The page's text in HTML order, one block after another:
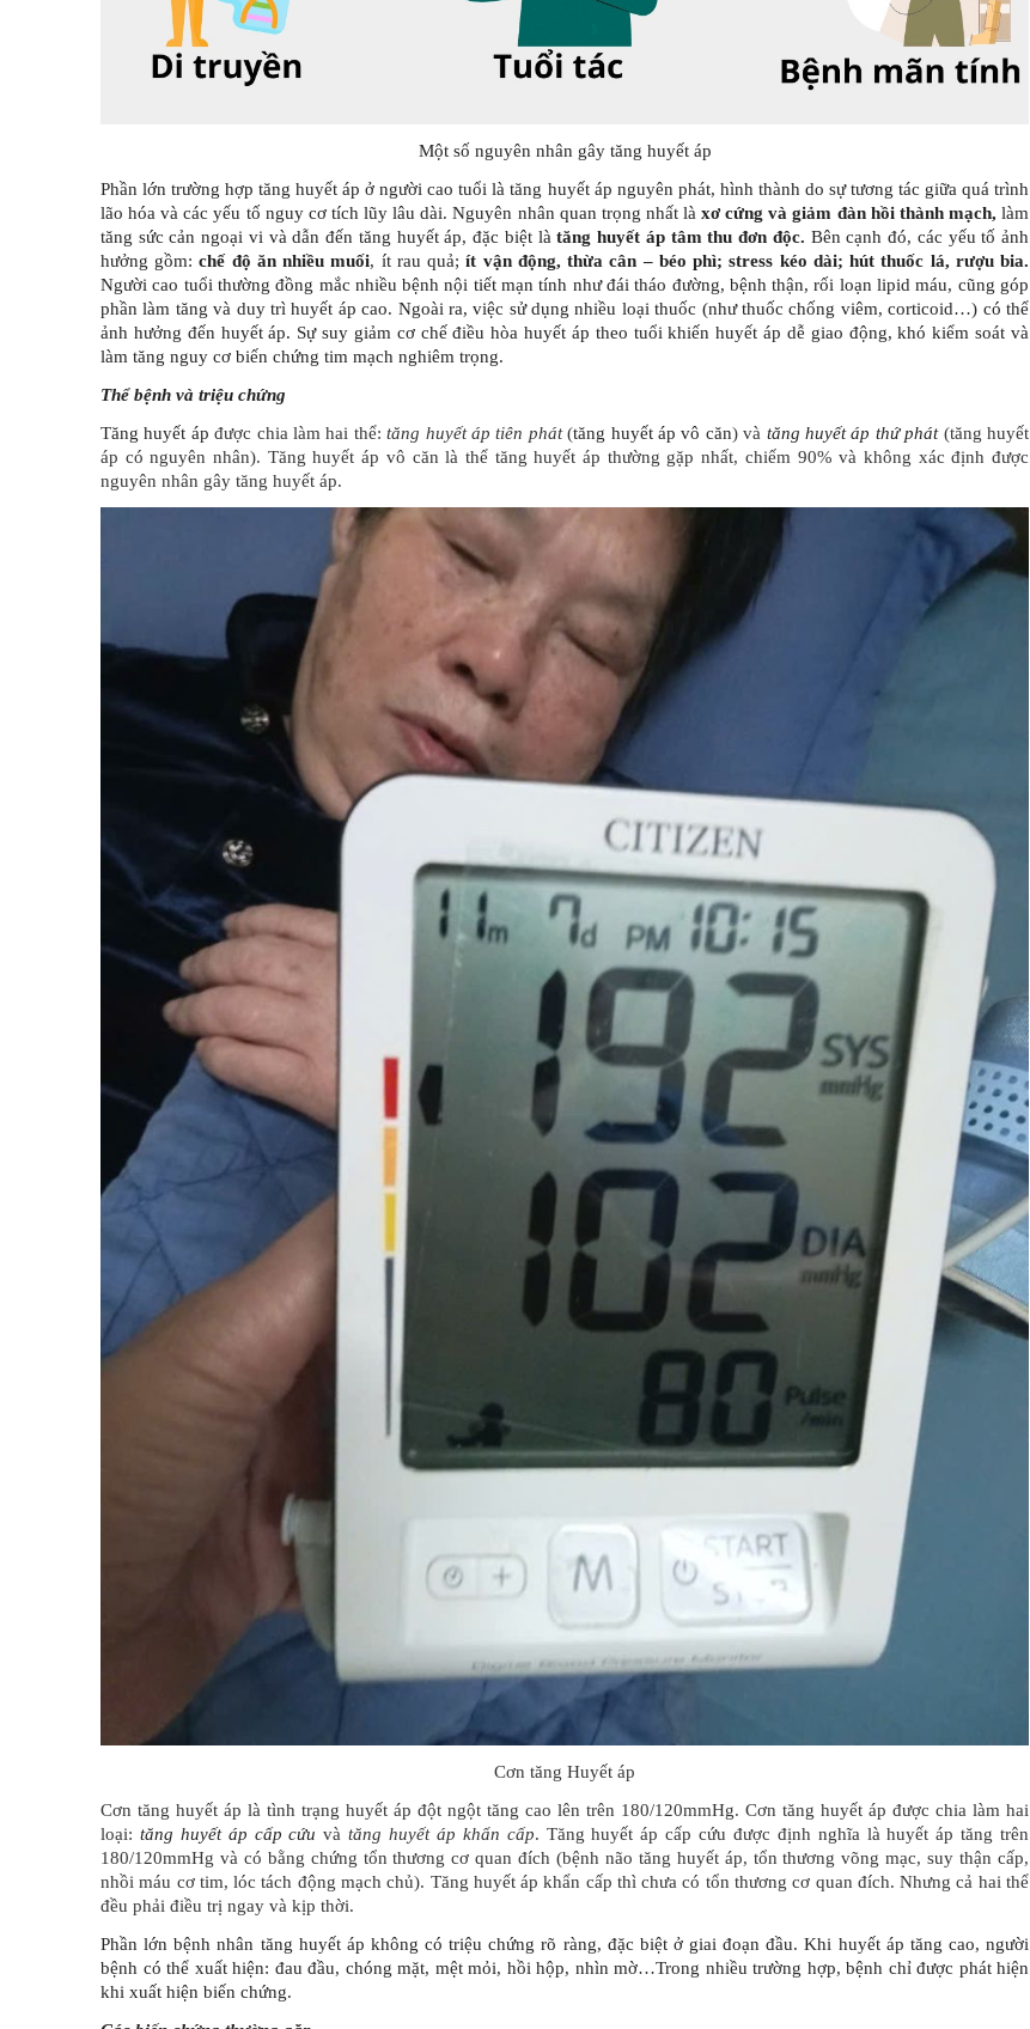
Một số nguyên nhân gây tăng huyết áp
Phần lớn trường hợp tăng huyết áp ở người cao tuổi là tăng huyết áp nguyên phát, hình thành do sự tương tác giữa quá trình
lão hóa và các yếu tố nguy cơ tích lũy lâu dài. Nguyên nhân quan trọng nhất làxơ cứng và giảm đàn hồi thành mạch, làm
tăng sức cản ngoại vi và dẫn đến tăng huyết áp, đặc biệt làtăng huyết áp tâm thu đơn độc. Bên cạnh đó, các yếu tố ảnh
hưởng gồm:chế độ ăn nhiều muối, ít rau quả;ít vận động,thừa cân – béo phì;stress kéo dài;hút thuốc lá, rượu bia.
Người cao tuổi thường đồng mắc nhiều bệnh nội tiết mạn tính như đái tháo đường, bệnh thận, rối loạn lipid máu, cũng góp
phần làm tăng và duy trì huyết áp cao. Ngoài ra, việc sử dụng nhiều loại thuốc (như thuốc chống viêm, corticoid…) có thể
ảnh hưởng đến huyết áp. Sự suy giảm cơ chế điều hòa huyết áp theo tuổi khiến huyết áp dễ giao động, khó kiểm soát và
làm tăng nguy cơ biến chứng tim mạch nghiêm trọng.
Thể bệnh và triệu chứng
Tăng huyết áp được chia làm hai thể:tăng huyết áp tiên phát(tăng huyết áp vô căn) và tăng huyết áp thứ phát(tăng huyết
áp có nguyên nhân). Tăng huyết áp vô căn là thể tăng huyết áp thường gặp nhất, chiếm 90% và không xác định được
nguyên nhân gây tăng huyết áp.
Cơn tăng Huyết áp
Cơn tăng huyết áp là tình trạng huyết áp đột ngột tăng cao lên trên 180/120mmHg. Cơn tăng huyết áp được chia làm hai
loại: tăng huyết áp cấp cứu vàtăng huyết áp khẩn cấp. Tăng huyết áp cấp cứu được định nghĩa là huyết áp tăng trên
180/120mmHg và có bằng chứng tổn thương cơ quan đích (bệnh não tăng huyết áp, tổn thương võng mạc, suy thận cấp,
nhồi máu cơ tim, lóc tách động mạch chủ). Tăng huyết áp khẩn cấp thì chưa có tổn thương cơ quan đích. Nhưng cả hai thể
đều phải điều trị ngay và kịp thời.
Phần lớn bệnh nhân tăng huyết áp không có triệu chứng rõ ràng, đặc biệt ở giai đoạn đầu. Khi huyết áp tăng cao, người
bệnh có thể xuất hiện: đau đầu, chóng mặt, mệt mỏi, hồi hộp, nhìn mờ…Trong nhiều trường hợp, bệnh chỉ được phát hiện
khi xuất hiện biến chứng.